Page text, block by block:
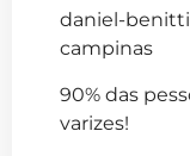
90% das
varizes!